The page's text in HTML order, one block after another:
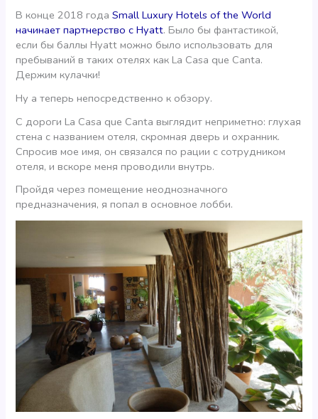
В конце 2018 годаSmall Luxury Hotels of the World
начинает партнерство с Hyatt. Было бы фантастикой,
если бы баллы Hyatt можно было использовать для
пребываний в таких отелях как La Casa que Canta.
Держим кулачки!
Ну а теперь непосредственно к обзору.
С дороги La Casa que Canta выглядит неприметно: глухая
стена с названием отеля, скромная дверь и охранник.
Спросив мое имя, он связался по рации с сотрудником
отеля, и вскоре меня проводили внутрь.
Пройдя через помещение неоднозначного
предназначения, я попал в основное лобби.